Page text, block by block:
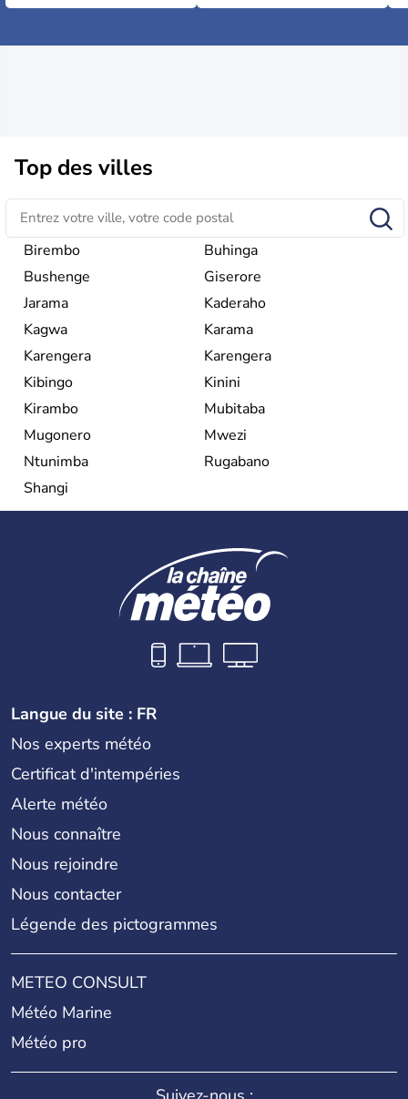
Top des villes
Birembo
Buhinga
Bushenge
Giserore
Jarama
Kaderaho
Kagwa
Karama
Karengera
Karengera
Kibingo
Kinini
Kirambo
Mubitaba
Mugonero
Mwezi
Ntunimba
Rugabano
Shangi
Langue du site : FR
Nos experts météo
Certificat d'intempéries
Alerte météo
Nous connaître
Nous rejoindre
Nous contacter
Légende des pictogrammes
METEO CONSULT
Météo Marine
Météo pro